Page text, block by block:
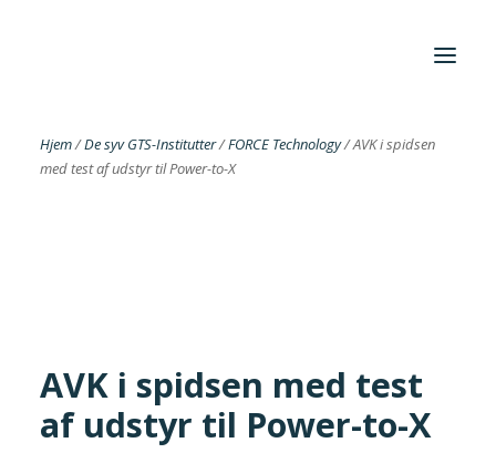
Foreningen
Search
Hjem/De syv GTS-Institutter/FORCE Technology/AVK i spidsen
med test af udstyr til Power-to-X
AVK i spidsen med test
af udstyr til Power-to-X